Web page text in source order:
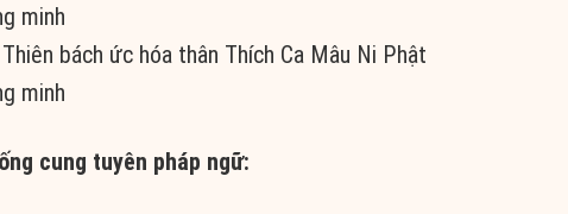
minh
bách ức hóa thân Thích Ca Mâu Ni Phật
minh
cung tuyên pháp ngữ: